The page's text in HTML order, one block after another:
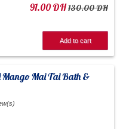
91.00 DH130.00 DH
Add to cart
Mango Mai Tai Bath &